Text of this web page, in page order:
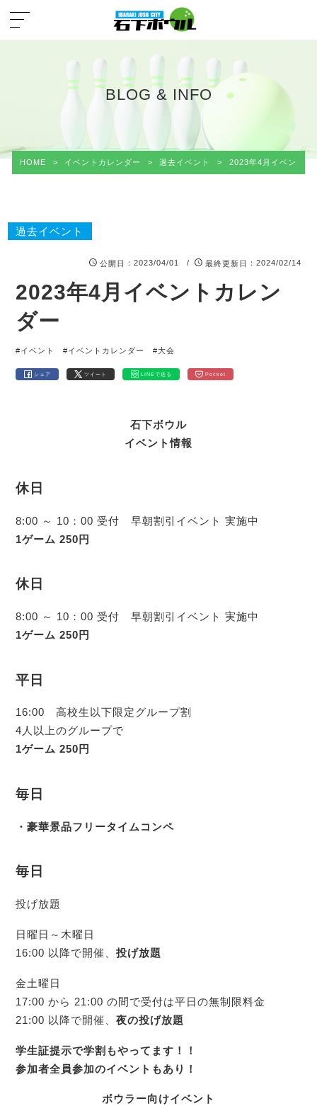
BLOG & INFO
HOME > イベントカレンダー > 過去イベント > 2023年4月イベントカ
過去イベント
公開日 ：2023/04/01 / 最終更新日 ：2024/02/14
2023年4月イベントカレン
ダー
#イベント #イベントカレンダー #大会
シェア ツイート LINEで送る Pocket
石下ボウル
イベント情報
休日
8:00 ～ 10：00 受付 早朝割引イベント 実施中
1ゲーム 250円
休日
8:00 ～ 10：00 受付 早朝割引イベント 実施中
1ゲーム 250円
平日
16:00 高校生以下限定グループ割
4人以上のグループで
1ゲーム 250円
毎日
・豪華景品フリータイムコンペ
毎日
投げ放題
日曜日～木曜日
16:00 以降で開催、投げ放題
金土曜日
17:00 から 21:00 の間で受付は平日の無制限料金
21:00 以降で開催、夜の投げ放題
学生証提示で学割もやってます！！
参加者全員参加のイベントもあり！
ボウラー向けイベント